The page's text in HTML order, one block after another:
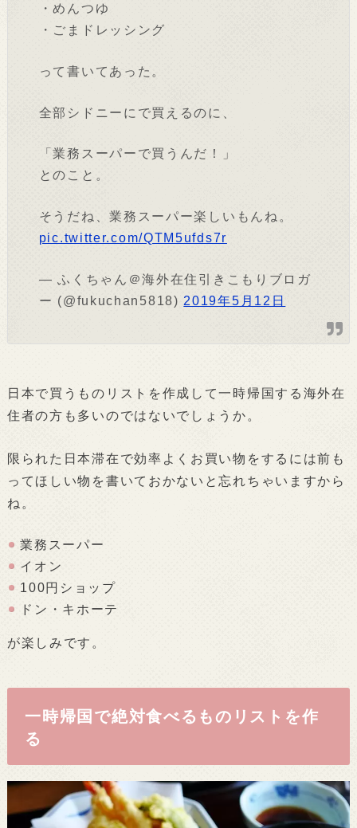
・めんつゆ
・ごまドレッシング
って書いてあった。
全部シドニーにで買えるのに、
「業務スーパーで買うんだ！」
とのこと。
そうだね、業務スーパー楽しいもんね。
pic.twitter.com/QTM5ufds7r
— ふくちゃん＠海外在住引きこもりブロガ
ー (@fukuchan5818) 2019年5月12日
日本で買うものリストを作成して一時帰国する海外在
住者の方も多いのではないでしょうか。
限られた日本滞在で効率よくお買い物をするには前も
ってほしい物を書いておかないと忘れちゃいますから
ね。
業務スーパー
イオン
100円ショップ
ドン・キホーテ
が楽しみです。
一時帰国で絶対食べるものリストを作
る